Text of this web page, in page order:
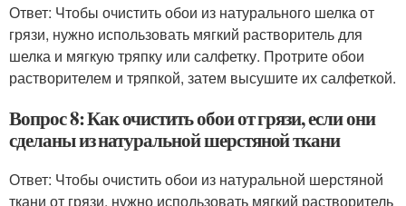
Ответ: Чтобы очистить обои из натурального шелка от
грязи, нужно использовать мягкий растворитель для
шелка и мягкую тряпку или салфетку. Протрите обои
растворителем и тряпкой, затем высушите их салфеткой.
Вопрос 8: Как очистить обои от грязи, если они
сделаны из натуральной шерстяной ткани
Ответ: Чтобы очистить обои из натуральной шерстяной
ткани от грязи, нужно использовать мягкий растворитель